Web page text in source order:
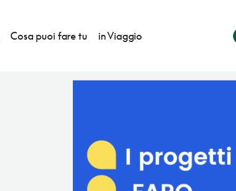
Cosa puoi fare tu in Viaggio